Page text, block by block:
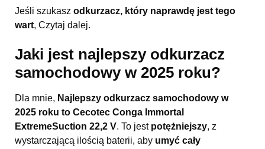
Jeśli szukasz odkurzacz, który naprawdę jest tego
wart, Czytaj dalej.
Jaki jest najlepszy odkurzacz
samochodowy w 2025 roku?
Dla mnie, Najlepszy odkurzacz samochodowy w
2025 roku to Cecotec Conga Immortal
ExtremeSuction 22,2 V. To jest potężniejszy, z
wystarczającą ilością baterii, aby umyć cały